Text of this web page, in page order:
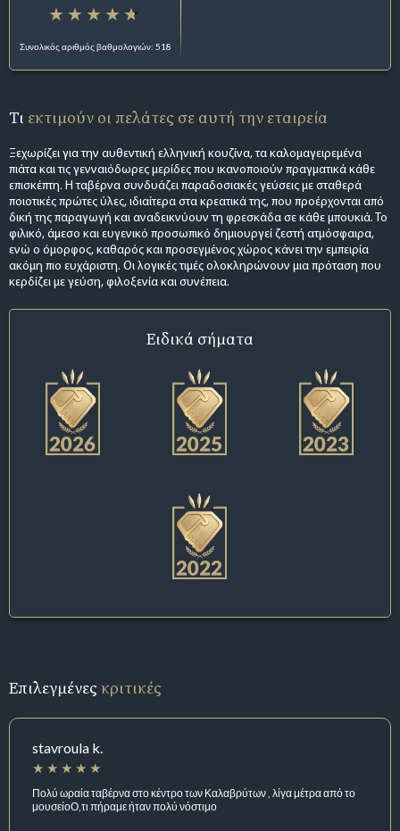
Συνολικός αριθμός βαθμολογιών: 518
Τι εκτιμούν οι πελάτες σε αυτή την εταιρεία
Ξεχωρίζει για την αυθεντική ελληνική κουζίνα, τα καλομαγειρεμένα
πιάτα και τις γενναιόδωρες μερίδες που ικανοποιούν πραγματικά κάθε
επισκέπτη. Η ταβέρνα συνδυάζει παραδοσιακές γεύσεις με σταθερά
ποιοτικές πρώτες ύλες, ιδιαίτερα στα κρεατικά της, που προέρχονται από
δική της παραγωγή και αναδεικνύουν τη φρεσκάδα σε κάθε μπουκιά. Το
φιλικό, άμεσο και ευγενικό προσωπικό δημιουργεί ζεστή ατμόσφαιρα,
ενώ ο όμορφος, καθαρός και προσεγμένος χώρος κάνει την εμπειρία
ακόμη πιο ευχάριστη. Οι λογικές τιμές ολοκληρώνουν μια πρόταση που
κερδίζει με γεύση, φιλοξενία και συνέπεια.
Ειδικά σήματα
Επιλεγμένεςκριτικές
stavroula k.
Πολύ ωραία ταβέρνα στο κέντρο των Καλαβρύτων , λίγα μέτρα από το
μουσείοΟ,τι πήραμε ήταν πολύ νόστιμο